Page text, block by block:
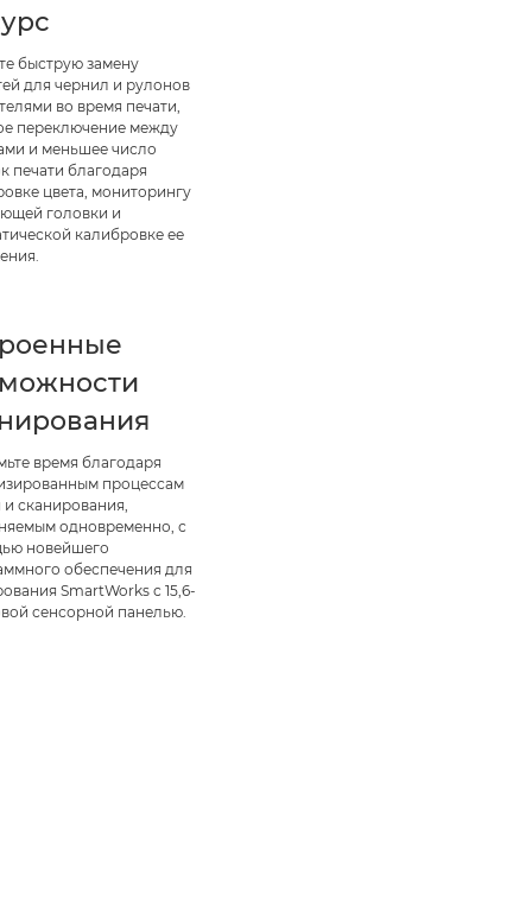
быструю замену
для чернил и рулонов
во время печати,
переключение между
и меньшее число
печати благодаря
цвета, мониторингу
головки и
калибровке ее
время благодаря
процессам
и сканирования,
одновременно, с
новейшего
обеспечения для
SmartWorks с 15,6-
сенсорной панелью.